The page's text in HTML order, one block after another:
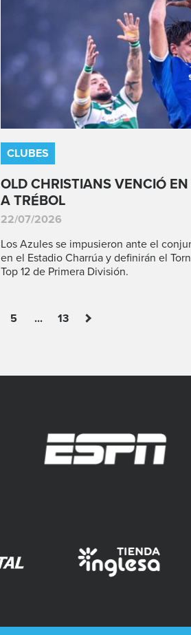
CLUBES
OLD CHRISTIANS VENCIÓ
A TRÉBOL
22/07/2026
Los Azules se impusieron ante el
en el Estadio Charrúa y definirán el
Top 12 de Primera División.
5 ... 13